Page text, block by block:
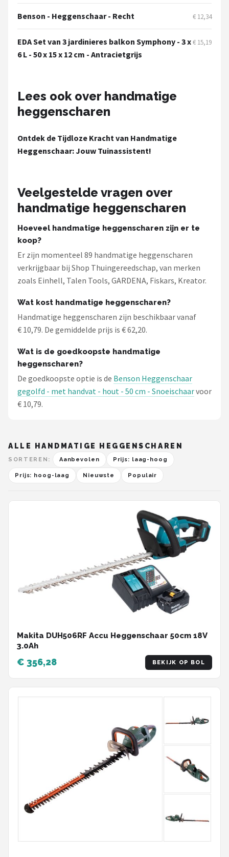
Benson - Heggenschaar - Recht € 12,34
EDA Set van 3 jardinieres balkon Symphony - 3 x
6 L - 50 x 15 x 12 cm - Antracietgrijs
€ 15,19
Lees ook over handmatige
heggenscharen
Ontdek de Tijdloze Kracht van Handmatige
Heggenschaar: Jouw Tuinassistent!
Veelgestelde vragen over
handmatige heggenscharen
Hoeveel handmatige heggenscharen zijn er te
koop?
Er zijn momenteel 89 handmatige heggenscharen
verkrijgbaar bij Shop Thuingereedschap, van merken
zoals Einhell, Talen Tools, GARDENA, Fiskars, Kreator.
Wat kost handmatige heggenscharen?
Handmatige heggenscharen zijn beschikbaar vanaf
€ 10,79. De gemiddelde prijs is € 62,20.
Wat is de goedkoopste handmatige
heggenscharen?
De goedkoopste optie is de Benson Heggenschaar
gegolfd - met handvat - hout - 50 cm - Snoeischaarvoor
€ 10,79.
ALLE HANDMATIGE HEGGENSCHAREN
SORTEREN: Aanbevolen Prijs: laag-hoog
Prijs: hoog-laag Nieuwste Populair
Makita DUH506RF Accu Heggenschaar 50cm 18V
3.0Ah
€ 356,28 BEKIJK OP BOL